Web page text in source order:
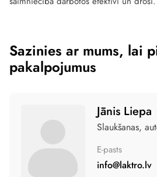
Sazinies ar mums, lai
pakalpojumus
Jānis Liepa
Slaukšanas,
E-pasts
info@laktro.lv